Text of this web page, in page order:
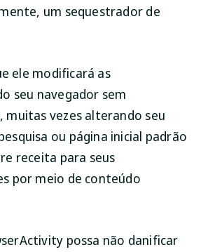
um sequestrador de
ele modificará as
seu navegador sem
vezes alterando seu
ou página inicial padrão
receita para seus
por meio de conteúdo
possa não danificar